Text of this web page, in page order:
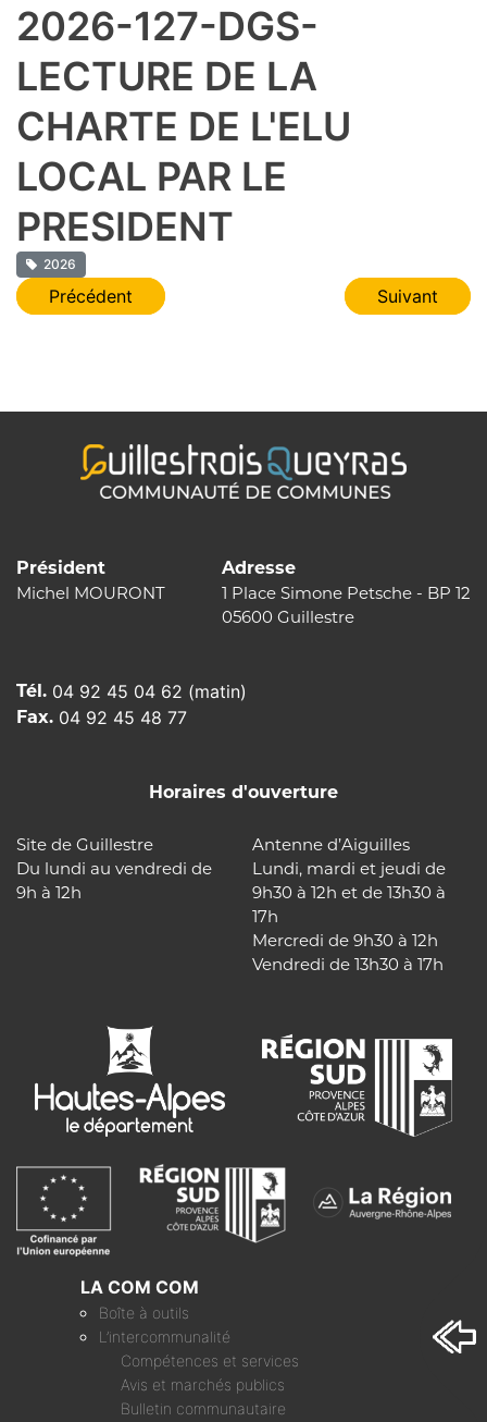
2026-127-DGS-
LECTURE DE LA
CHARTE DE L'ELU
LOCAL PAR LE
PRESIDENT
2026
Navigation
Précédent Suivant
Président
Michel MOURONT
Adresse
1 Place Simone Petsche - BP 12
05600 Guillestre
Tél. 04 92 45 04 62 (matin)
Fax. 04 92 45 48 77
Horaires d'ouverture
Site de Guillestre
Du lundi au vendredi de
9h à 12h
Antenne d’Aiguilles
Lundi, mardi et jeudi de
9h30 à 12h et de 13h30 à
17h
Mercredi de 9h30 à 12h
Vendredi de 13h30 à 17h
LA COM COM
Boîte à outils
L’intercommunalité
Compétences et services
Avis et marchés publics
Bulletin communautaire